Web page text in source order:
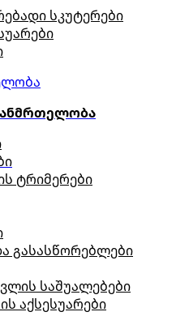
სკუტერები
ტრიმერები
გასასწორებლები
საშუალებები
აქსესუარები